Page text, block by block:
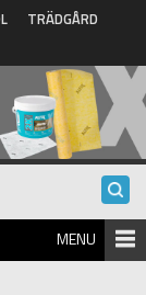
TRÄDGÅRD
MENU